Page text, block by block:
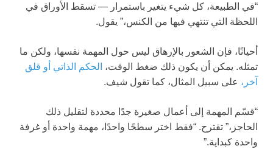
“في الطبيعة، كل شيء يتغير باستمرار — تسقط الأوراق في
اللحظة التي تنتهي فيها من الكنس،” يقول.
أحيانًا، فإن الشعور بالإرهاق ليس حول المهمة نفسها، ولكن ما
تمثله. يمكن أن يكون ذلك ضغط الوقت، الحكم الذاتي أو قلق
آخر، على سبيل المثال، كما تقول شيف.
“قسّم المهمة إلى أعمال صغيرة جدًا محددة لتقليل ذلك
الحاجز،” تقترح. “فقط اختر سطحًا واحدًا، مهمة واحدة أو غرفة
واحدة كبداية.”